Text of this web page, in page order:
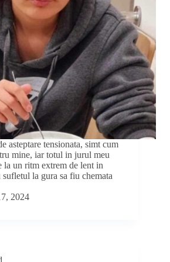
asteptare tensionata, simt cum
mine, iar totul in jurul meu
la un ritm extrem de lent in
la gura sa fiu chemata
2024